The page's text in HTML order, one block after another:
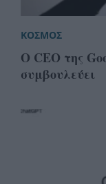
ΚΟΣΜΟΣ
Ο CEO της
συμβουλεύει